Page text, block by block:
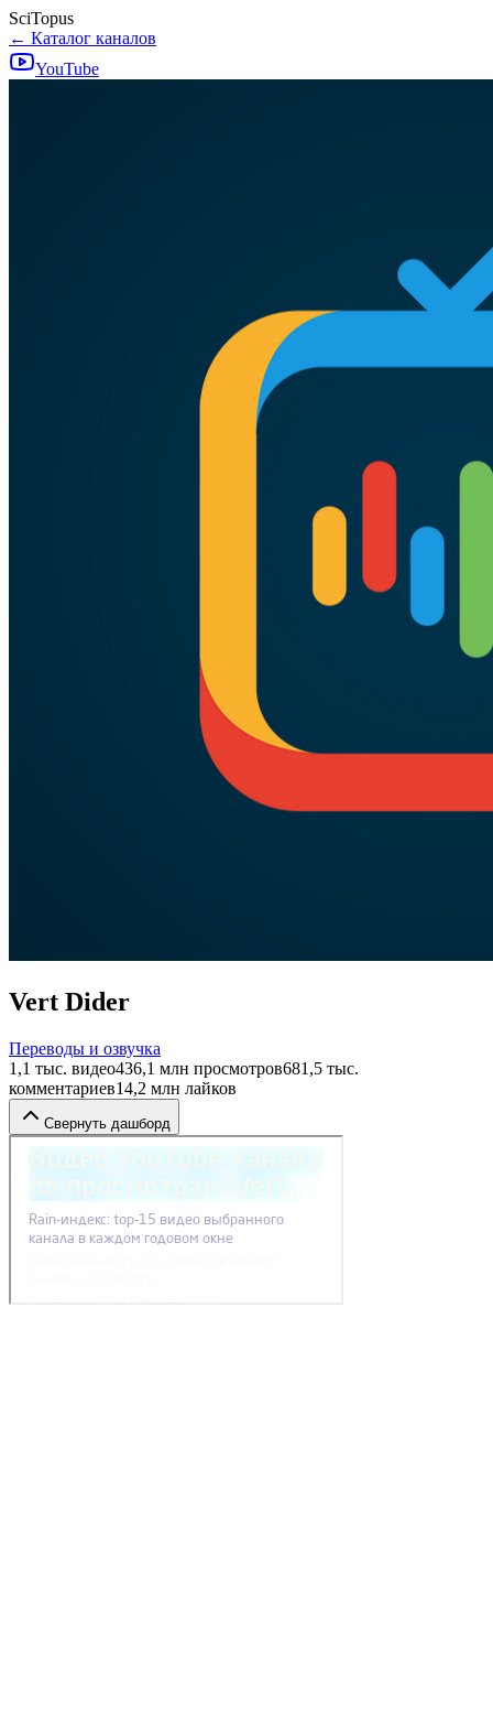
SciTopus
← Каталог каналов
YouTube
Vert Dider
Переводы и озвучка
1,1 тыс. видео436,1 млн просмотров681,5 тыс.
комментариев14,2 млн лайков
Свернуть дашборд